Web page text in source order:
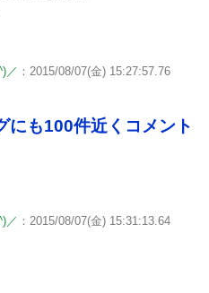
／ ：2015/08/07(金) 15:27:57.76
にも100件近くコメント
／ ：2015/08/07(金) 15:31:13.64